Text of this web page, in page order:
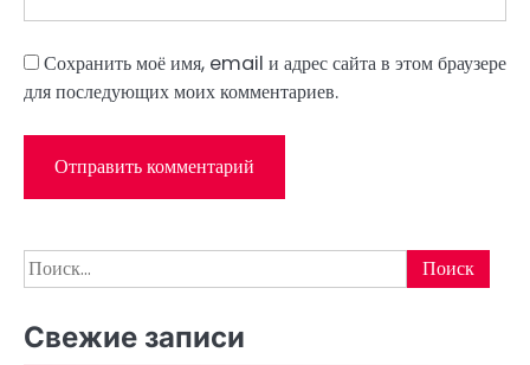
Сохранить моё имя, email и адрес сайта в этом браузере
для последующих моих комментариев.
Найти:
Свежие записи